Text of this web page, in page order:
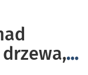
...